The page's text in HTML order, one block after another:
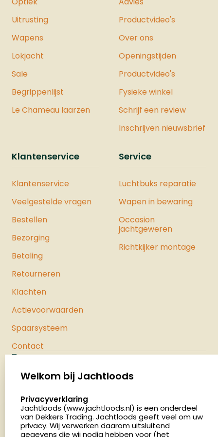
naar een betrouwbaar en krachtig
constructie, gebruiksgemak en
uitbreidbaarheid is dit pistool een
veiligheid.Specificaties:Merk:
VESTAModel: PDW50 20J - Dutch
.50Gewicht: 700 gramLengte: 22
cmMagazijn: JaVeiligheid: JaJoule: 19,9
onderdeel van een complete Vesta
geselecteerde producten waarmee u
de maximale kracht uit het pistool
haalt. Bekijk hier ons hele assortiment
luchtpistolen.
Uitrusting
Wapens
Lokjacht
Sale
Begrippenlijst
Le Chameau laarzen
Productvideo's
Over ons
Openingstijden
Productvideo's
Fysieke winkel
Schrijf een review
Inschrijven nieuwsbrief
Klantenservice
Klantenservice
Veelgestelde vragen
Bestellen
Bezorging
Betaling
Retourneren
Klachten
Actievoorwaarden
Spaarsysteem
Contact
Service
Luchtbuks reparatie
Wapen in bewaring
Occasion
jachtgeweren
Richtkijker montage
Palenrij 1
Nederland
4.8
2883 beoordelingen
Welkom bij Jachtloods
select language
Privacyverklaring
Jachtloods (www.jachtloods.nl) is een onderdeel
van Dekkers Trading. Jachtloods geeft veel om uw
privacy. Wij verwerken daarom uitsluitend
gegevens die wij nodig hebben voor (het